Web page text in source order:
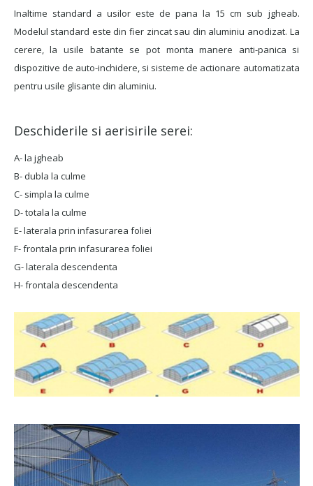
Inaltime standard a usilor este de pana la 15 cm sub jgheab.
Modelul standard este din fier zincat sau din aluminiu anodizat. La
cerere, la usile batante se pot monta manere anti-panica si
dispozitive de auto-inchidere, si sisteme de actionare automatizata
pentru usile glisante din aluminiu.
Deschiderile si aerisirile serei:
A- la jgheab
B- dubla la culme
C- simpla la culme
D- totala la culme
E- laterala prin infasurarea foliei
F- frontala prin infasurarea foliei
G- laterala descendenta
H- frontala descendenta